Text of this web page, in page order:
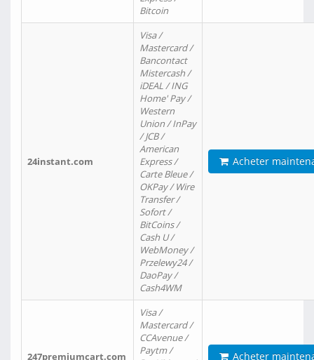
Bitcoin
24instant.com
Visa /
Mastercard /
Bancontact
Mistercash /
iDEAL / ING
Home' Pay /
Western
Union / InPay
/ JCB /
American
Express /
Carte Bleue /
OKPay / Wire
Transfer /
Sofort /
BitCoins /
Cash U /
WebMoney /
Przelewy24 /
DaoPay /
Cash4WM
Acheter
247premiumcart.com
Visa /
Mastercard /
CCAvenue /
Paytm /
Acheter